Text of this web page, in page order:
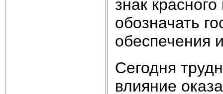
знак
обозначать
обеспечения
Сегодня
влияние